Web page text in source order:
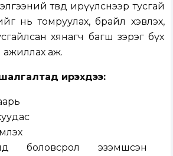
төвд ирүүлснээр тусгай
нь томруулах, брайл хэвлэх,
тусгайлсан хянагч багш зэрэг бүх
ажиллах аж.
ирэхдээ:
боловсрол эзэмшсэн